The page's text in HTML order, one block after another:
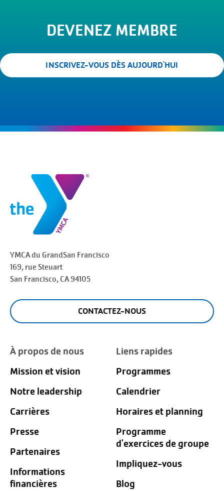
DEVENEZ MEMBRE
INSCRIVEZ-VOUS DÈS AUJOURD'HUI
YMCA du GrandSan Francisco
169, rue Steuart
San Francisco, CA 94105
CONTACTEZ-NOUS
À propos de nous
Mission et vision
Notre leadership
Carrières
Presse
Partenaires
Informations
financières
Liens rapides
Programmes
Calendrier
Horaires et planning
Programme
d'exercices de groupe
Impliquez-vous
Blog